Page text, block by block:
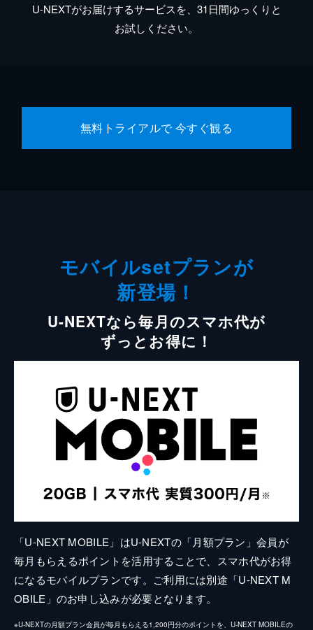
U-NEXTがお届けするサービスを、31日間ゆっくりと
お試しください。
無料トライアルで 今すぐ観る
モバイルsetプランが
新登場！
U-NEXTなら毎月のスマホ代が
ずっとお得に！
「U-NEXT MOBILE」はU-NEXTの「月額プラン」会員が
毎月もらえるポイントを活用することで、スマホ代がお得
になるモバイルプランです。ご利用には別途「U-NEXT M
OBILE」のお申し込みが必要となります。
※U-NEXTの月額プラン会員が毎月もらえる1,200円分のポイントを、U-NEXT MOBILEの